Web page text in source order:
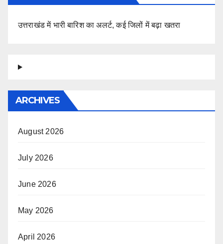
उत्तराखंड में भारी बारिश का अलर्ट, कई जिलों में बढ़ा खतरा
ARCHIVES
August 2026
July 2026
June 2026
May 2026
April 2026